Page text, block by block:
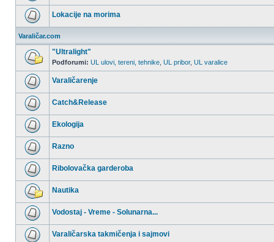
Nema
nepročitanih
postova
Nema
postova
Lokacije na morima
Varaličar.com
postova
"Ultralight"
Podforumi: UL ulovi, tereni, tehnike UL pribor, UL varalice
Nema
nepročitanih
postova
Varaličarenje
Nema
nepročitanih
postova
Catch&Release
Nema
nepročitanih
postova
Ekologija
Nema
nepročitanih
postova
Razno
Nema
nepročitanih
postova
Ribolovačka garderoba
Nema
nepročitanih
postova
Nautika
Nema
nepročitanih
postova
Vodostaj - Vreme - Solunarna...
Varaličarska takmičenja i sajmovi